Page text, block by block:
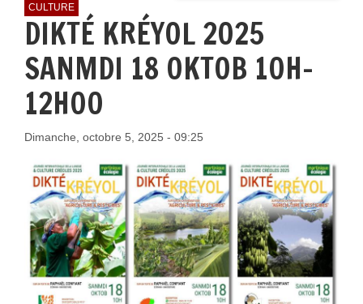
CULTURE
DIKTÉ KRÉYOL 2025
SANMDI 18 OKTOB 10H-
12H00
Dimanche, octobre 5, 2025 - 09:25